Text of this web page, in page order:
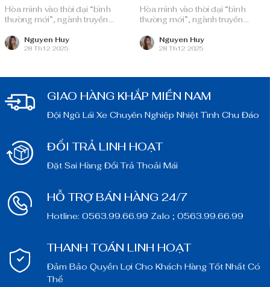
Hòa mình vào thời đại “bình
thường mới”, ngành truyền
nguồn lực dồi dào và chiến lược
bài bản, sẵn sàng ghi danh trên
Nguyen Huy
28 Th12 2025
Hòa mình vào thời đại “bình
thường mới”, ngành truyền
nguồn lực dồi dào và chiến lược
bài bản, sẵn sàng ghi danh trên
Nguyen Huy
28 Th12 2025
GIAO HÀNG KHẮP MIỀN NAM
Đội Ngũ Lái Xe Chuyên Nghiệp Nhiệt Tình Chu Đáo
ĐỔI TRẢ LINH HOẠT
Đặt Sai Hàng Đổi Trả Thoải Mái
HỖ TRỢ BÁN HÀNG 24/7
Hotline: 0563.99.66.99 Zalo ; 0563.99.66.99
THANH TOÁN LINH HOẠT
Đảm Bảo Quyền Lợi Cho Khách Hàng Tốt Nhất Có
Thể